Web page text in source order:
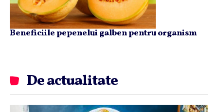
Beneficiile pepenelui galben pentru organism
De actualitate